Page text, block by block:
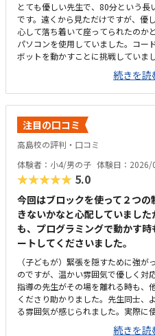
とても優しい先生で、80分という長
です。遠くから見ただけですが、優
心して落ち着いて座ってられたのか
パソコンを使用していました。コー
ボットを動かすことに挑戦していま
で、また挑戦したい！と意気込んで
一時停止で停める形になってしまい
所にありますが、車で送り迎えは少
です。内装や雰囲気は落ち着いてい
た。机や椅子の高さもちょうど良さ
トを動かしたりしても気になりませ
だと思いますが、80分という長い時
続きを読
注目の口コミ
高島校の評判・口コミ
体験者：小4/男の子 体験日：2026/
★★★★★ 5.0
今回はブロックを使って２つ
きないかなと心配していまし
も、プログラミングで動かす
ートしてくださいました。
（子どもが）緊張を隠すために強
のですが、温かい雰囲気で優しく対
指導の先生がその場を離れる時も、
くださり助かりました。先生同士、
る雰囲気が感じられました。実際に
グソフトを使いました。ロボットを
続きを読